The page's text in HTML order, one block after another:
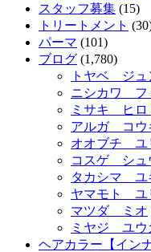
スタッフ募集 (15)
トリートメント
パーマ (101)
ブログ (1,780)
トヤベ ジュ
ニシカワ フ
ミサキ ヒロ
アルガ コウ
オオブチ ユ
コスゲ シュ
タカシマ ユ
ヤマモト ユ
マツダ ミオ
ミヤジ ユウ
ヘアカラー【イン